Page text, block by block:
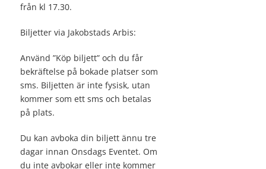
från kl 17.30.
Biljetter via Jakobstads Arbis:
Använd ”Köp biljett” och du får
bekräftelse på bokade platser som
sms. Biljetten är inte fysisk, utan
kommer som ett sms och betalas
på plats.
Du kan avboka din biljett ännu tre
dagar innan Onsdags Eventet. Om
du inte avbokar eller inte kommer